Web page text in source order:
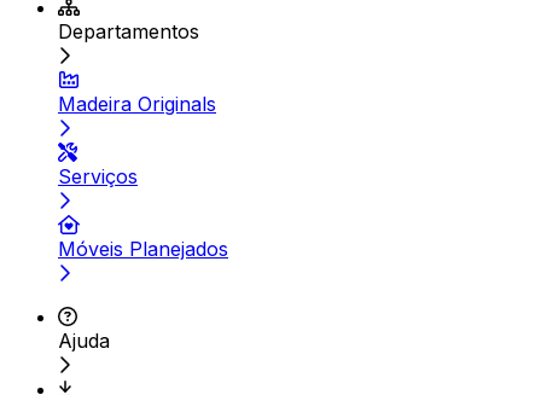
Departamentos
Madeira Originals
Serviços
Móveis Planejados
Ajuda